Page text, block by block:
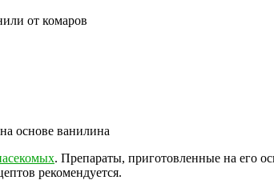
от комаров
основе ванилина
. Препараты, приготовленные на его
рекомендуется.